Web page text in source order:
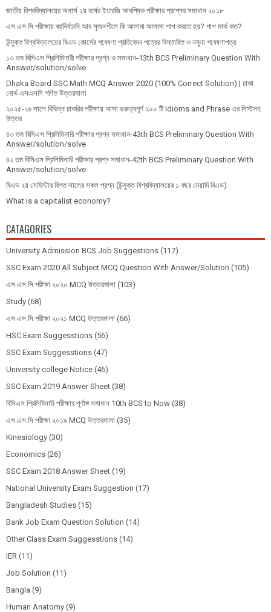
জাতীয় বিশ্ববিদ্যালয়ের অনার্স ২য় বর্ষের ইংরেজি আবশ্যিক পরীক্ষার প্রশ্নের সমাধান ২০১৮
এস এস সি পরীক্ষায় বহুনির্বাচনি আর সৃজনশীলে কি আলাদা আলাদা পাশ করতে হয়? পাশ মার্ক কত?
উন্মুক্ত বিশ্ববিদ্যালয়ের বিএড কোর্সের গবেষণা প্রতিবেদন পত্রের বিস্তারিত ও নমুনা গবেষণাপত্র
১৩ তম বিসিএস প্রি‌লি‌মিনারী পরীক্ষার প্রশ্ন ও সমাধান-13th BCS Preliminary Question With
Answer/solution/solve
Dhaka Board SSC Math MCQ Answer 2020 (100% Correct Solution) | ঢাকা
বোর্ড এসএসসি গণিত উত্তরমালা
২০২৫-২৬ সালে বিভিন্ন চাকরির পরীক্ষায় আসা গুরুত্বপূর্ণ ২০০ টি Idioms and Phrase এর লিস্টসহ
উত্তর
৪৩ তম বিসিএস প্রিলিমিনারি পরীক্ষার প্রশ্ন সমাধান-43th BCS Preliminary Question With
Answer/solution/solve
৪২ তম বিসিএস প্রিলিমিনারি পরীক্ষার প্রশ্ন সমাধান-42th BCS Preliminary Question With
Answer/solution/solve
বিএড ২য় সেমিস্টার বিগত সালের সকল প্রশ্ন (উন্মুক্ত বিশ্ববিদ্যালয়ের ১ বছর মেয়াদি বিএড)
What is a capitalist economy?
CATAGORIES
University Admission BCS Job Suggestions (117)
SSC Exam 2020 All Subject MCQ Question With Answer/Solution (105)
এস.এস.সি পরীক্ষা ২০২০ MCQ উত্তরমালা (103)
Study (68)
এস.এস.সি পরীক্ষা ২০২১ MCQ উত্তরমালা (66)
HSC Exam Suggesstions (56)
SSC Exam Suggesstions (47)
University college Notice (46)
SSC Exam 2019 Answer Sheet (38)
বিসিএস প্রিলিমিনারি পরীক্ষার পূর্ণাঙ্গ সমাধান 10th BCS to Now (38)
এস.এস.সি পরীক্ষা ২০১৯ MCQ উত্তরমালা (35)
Kinesiology (30)
Economics (26)
SSC Exam 2018 Answer Sheet (19)
National University Exam Suggestion (17)
Bangladesh Studies (15)
Bank Job Exam Question Solution (14)
Other Class Exam Suggesstions (14)
IER (11)
Job Solution (11)
Bangla (9)
Human Anatomy (9)